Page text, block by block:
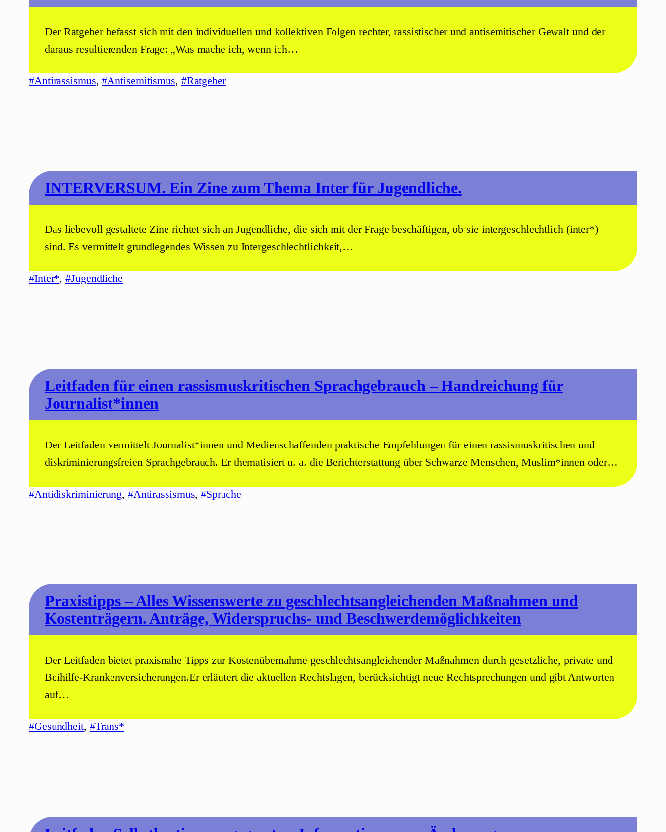
Der Ratgeber befasst sich mit den individuellen und kollektiven Folgen rechter, rassistischer und antisemitischer Gewalt und der
daraus resultierenden Frage: „Was mache ich, wenn ich…
#Antirassismus, #Antisemitismus, #Ratgeber
INTERVERSUM. Ein Zine zum Thema Inter für Jugendliche.
Das liebevoll gestaltete Zine richtet sich an Jugendliche, die sich mit der Frage beschäftigen, ob sie intergeschlechtlich (inter*)
sind. Es vermittelt grundlegendes Wissen zu Intergeschlechtlichkeit,…
#Inter*, #Jugendliche
Leitfaden für einen rassismuskritischen Sprachgebrauch – Handreichung für
Journalist*innen
Der Leitfaden vermittelt Journalist*innen und Medienschaffenden praktische Empfehlungen für einen rassismuskritischen und
diskriminierungsfreien Sprachgebrauch. Er thematisiert u. a. die Berichterstattung über Schwarze Menschen, Muslim*innen oder…
#Antidiskriminierung, #Antirassismus, #Sprache
Praxistipps – Alles Wissenswerte zu geschlechtsangleichenden Maßnahmen und
Kostenträgern. Anträge, Widerspruchs- und Beschwerdemöglichkeiten
Der Leitfaden bietet praxisnahe Tipps zur Kostenübernahme geschlechtsangleichender Maßnahmen durch gesetzliche, private und
Beihilfe-Krankenversicherungen.Er erläutert die aktuellen Rechtslagen, berücksichtigt neue Rechtsprechungen und gibt Antworten
auf…
#Gesundheit, #Trans*